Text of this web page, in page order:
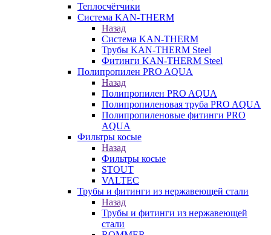
Теплосчётчики
Система KAN-THERM
Назад
Система KAN-THERM
Трубы KAN-THERM Steel
Фитинги KAN-THERM Steel
Полипропилен PRO AQUA
Назад
Полипропилен PRO AQUA
Полипропиленовая труба PRO AQUA
Полипропиленовые фитинги PRO
AQUA
Фильтры косые
Назад
Фильтры косые
STOUT
VALTEC
Трубы и фитинги из нержавеющей стали
Назад
Трубы и фитинги из нержавеющей
стали